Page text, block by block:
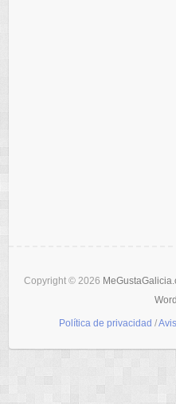
Copyright © 2026
Política de privacidad /